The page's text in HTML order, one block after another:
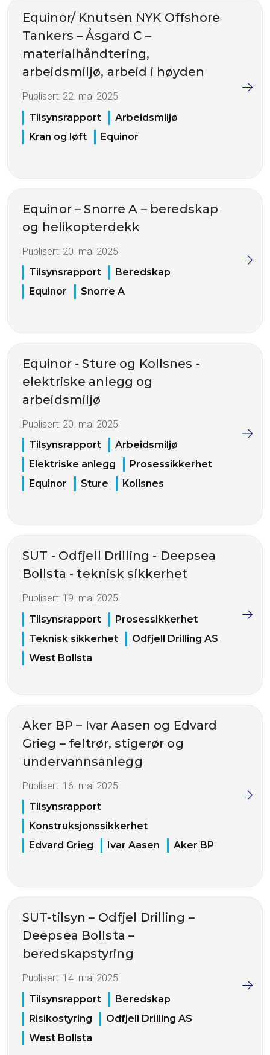
Equinor/ Knutsen NYK Offshore
Tankers – Åsgard C –
materialhåndtering,
arbeidsmiljø, arbeid i høyden
Publisert: 22. mai 2025
Tilsynsrapport
Arbeidsmiljø
Kran og løft
Equinor
Equinor – Snorre A – beredskap
og helikopterdekk
Publisert: 20. mai 2025
Tilsynsrapport
Beredskap
Equinor
Snorre A
Equinor - Sture og Kollsnes -
elektriske anlegg og
arbeidsmiljø
Publisert: 20. mai 2025
Tilsynsrapport
Arbeidsmiljø
Elektriske anlegg
Prosessikkerhet
Equinor
Sture Kollsnes
SUT - Odfjell Drilling - Deepsea
Bollsta - teknisk sikkerhet
Publisert: 19. mai 2025
Tilsynsrapport
Prosessikkerhet
Teknisk sikkerhet
Odfjell Drilling AS
West Bollsta
Aker BP – Ivar Aasen og Edvard
Grieg – feltrør, stigerør og
undervannsanlegg
Publisert: 16. mai 2025
Tilsynsrapport
Konstruksjonssikkerhet
Edvard Grieg
Ivar Aasen Aker BP
SUT-tilsyn – Odfjel Drilling –
Deepsea Bollsta –
beredskapstyring
Publisert: 14. mai 2025
Tilsynsrapport
Beredskap
Risikostyring
Odfjell Drilling AS
West Bollsta